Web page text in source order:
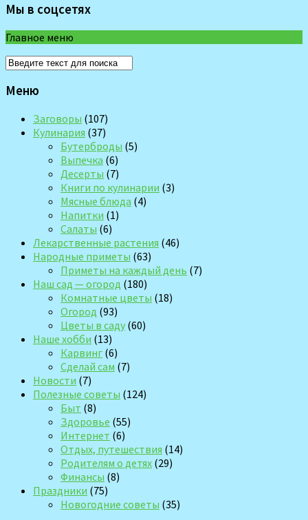
Мы в соцсетях
Главное меню
Меню
Заговоры (107)
Кулинария (37)
Бутерброды (5)
Выпечка (6)
Десерты (7)
Книги по кулинарии (3)
Мясные блюда (4)
Напитки (1)
Салаты (6)
Лекарственные растения (46)
Народные приметы (63)
Приметы на каждый день (7)
Наш сад — огород (180)
Комнатные цветы (18)
Огород (93)
Цветы в саду (60)
Наше хобби (13)
Карвинг (6)
Сделай сам (7)
Новости (7)
Полезные советы (124)
Быт (8)
Здоровье (55)
Интернет (6)
Отдых, путешествия (14)
Родителям о детях (29)
Финансы (8)
Праздники (75)
Новогодние советы (35)